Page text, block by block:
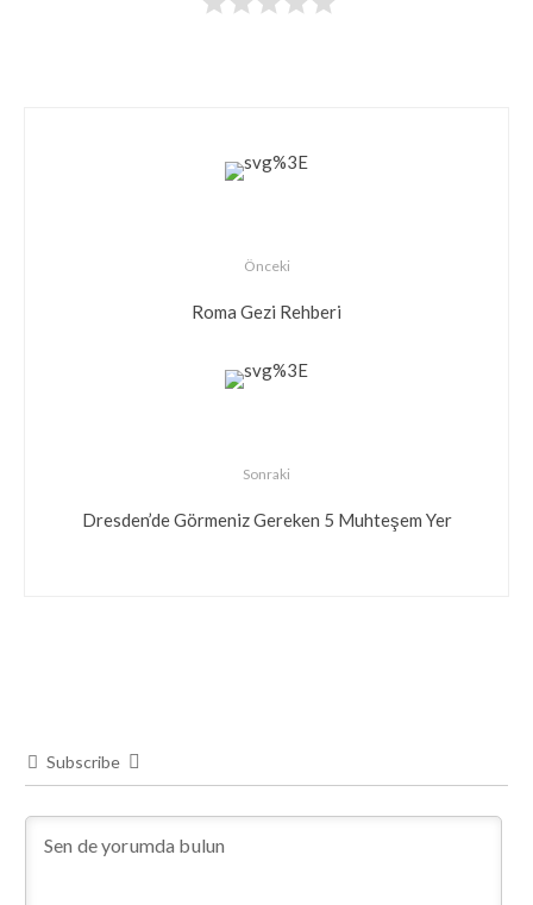
Önceki
Roma Gezi Rehberi
Sonraki
Dresden’de Görmeniz Gereken 5 Muhteşem Yer
Subscribe